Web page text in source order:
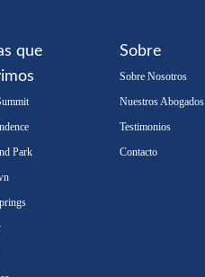
que
Park
Sobre
Sobre Nosotros
Nuestros Abogados
Testimonios
Contacto